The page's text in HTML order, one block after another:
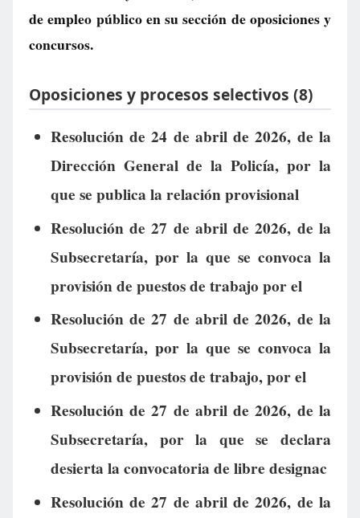
de empleo públicoen su sección de oposiciones y
concursos.
Oposiciones y procesos selectivos (8)
Resolución de 24 de abril de 2026, de la
Dirección General de la Policía, por la
que se publica la relación provisional
Resolución de 27 de abril de 2026, de la
Subsecretaría, por la que se convoca la
provisión de puestos de trabajo por el
Resolución de 27 de abril de 2026, de la
Subsecretaría, por la que se convoca la
provisión de puestos de trabajo, por el
Resolución de 27 de abril de 2026, de la
Subsecretaría, por la que se declara
desierta la convocatoria de libre designac
Resolución de 27 de abril de 2026, de la